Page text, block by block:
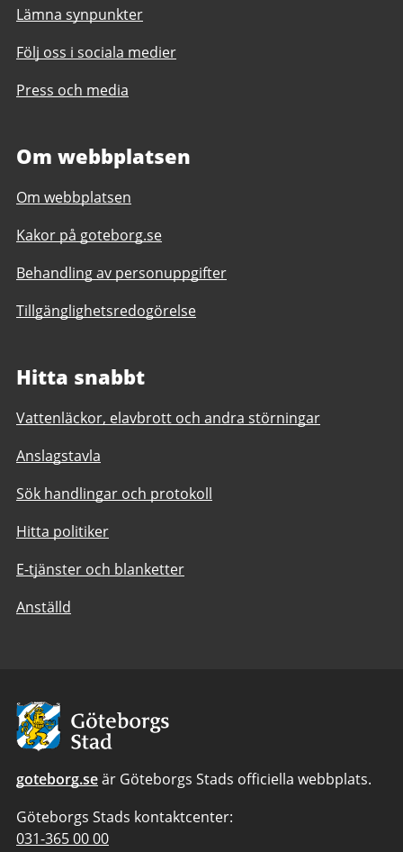
Lämna synpunkter
Följ oss i sociala medier
Press och media
Om webbplatsen
Om webbplatsen
Kakor på goteborg.se
Behandling av personuppgifter
Tillgänglighetsredogörelse
Hitta snabbt
Vattenläckor, elavbrott och andra störningar
Anslagstavla
Sök handlingar och protokoll
Hitta politiker
E-tjänster och blanketter
Anställd
Avsändare:
Göteborgs
Stad
goteborg.seär Göteborgs Stads officiella webbplats.
Göteborgs Stads kontaktcenter:
Telefonnummer
031-365 00 00